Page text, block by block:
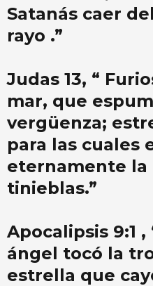
Satanás caer
rayo .”
Judas 13, “
mar, que
vergüenza;
para las cuales
eternamente la
tinieblas.”
Apocalipsis 9:1
ángel tocó la
estrella que